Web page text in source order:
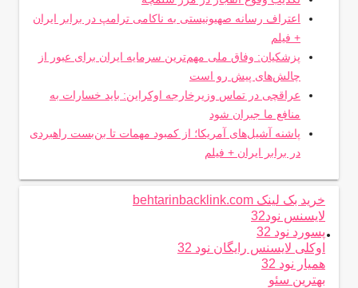
اعتراف رسانه صهیونیستی به ناکامی ترامپ در برابر ایران
+ فیلم
پزشکیان: وفاق ملی مهم‌ترین سرمایه ایران برای عبور از
چالش‌های پیش رو است
عراقچی در تماس وزیرخارجه اوکراین: باید خسارات به
منافع ما جبران شود
پاشنه آشیل‌های آمریکا؛ از کمبود مهمات تا بن‌بست راهبردی
در برابر ایران + فیلم
.
خرید بک لینک behtarinbacklink.com
لایسنس نود32
پسورد نود 32
اوکلی لایسنس رایگان نود 32
همیار نود 32
بهترین سئو